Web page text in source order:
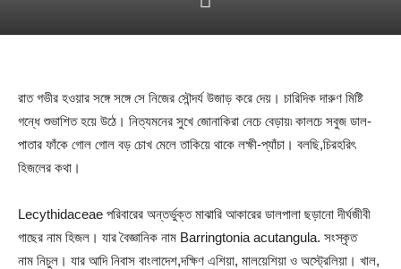
রাত গভীর হওয়ার সঙ্গে সঙ্গে সে নিজের সৌন্দর্য উজাড় করে দেয়। চারিদিক দারুণ মিষ্টি
গন্ধে শুভাশিত হয়ে উঠে। নিত্যমনের সুখে জোনাকিরা নেচে বেড়ায়৷ কালচে সবুজ ডাল-
পাতার ফাঁকে গোল গোল বড় চোখ মেলে তাকিয়ে থাকে লক্ষী-প্যাঁচা। বলছি,চিরহরিৎ
হিজলের কথা।
Lecythidaceae পরিবারের অন্তর্ভুক্ত মাঝারি আকারের ডালপালা ছড়ানো দীর্ঘজীবী
গাছের নাম হিজল। যার বৈজ্ঞানিক নাম Barringtonia acutangula. সংস্কৃত
নাম নিচুল। যার আদি নিবাস বাংলাদেশ,দক্ষিণ এশিয়া, মালয়েশিয়া ও অস্ট্রেলিয়া। খাল,